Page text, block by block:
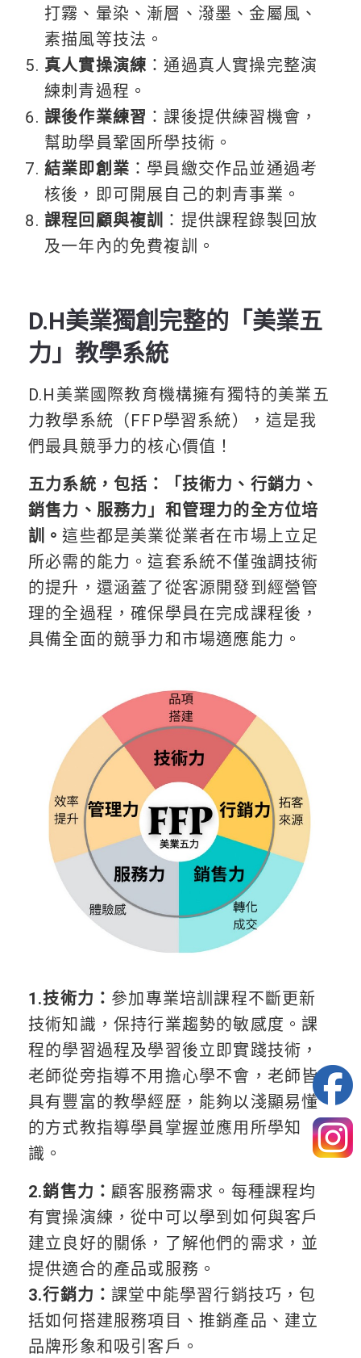
打霧、暈染、漸層、潑墨、金屬風、
素描風等技法。
真人實操演練 ：通過真人實操完整演
練刺青過程。
課後作業練習 ：課後提供練習機會，
幫助學員鞏固所學技術。
結業即創業 ：學員繳交作品並通過考
核後，即可開展自己的刺青事業。
課程回顧與複訓 ：提供課程錄製回放
及一年內的免費複訓。
D.H美業獨創完整的「美業五
力」教學系統
D.H美業國際教育機構擁有獨特的美業五
力教學系統（FFP學習系統），這是我
們最具競爭力的核心價值！
五力系統，包括：「技術力、行銷力、
銷售力、服務力」和管理力的全方位培
訓。這些都是美業從業者在市場上立足
所必需的能力。這套系統不僅強調技術
的提升，還涵蓋了從客源開發到經營管
理的全過程，確保學員在完成課程後，
具備全面的競爭力和市場適應能力。
1.技術力： 參加專業培訓課程不斷更新
技術知識，保持行業趨勢的敏感度。課
程的學習過程及學習後立即實踐技術，
老師從旁指導不用擔心學不會，老師皆
具有豐富的教學經歷，能夠以淺顯易懂
的方式教指導學員掌握並應用所學知
識。
2.銷售力： 顧客服務需求。每種課程均
有實操演練，從中可以學到如何與客戶
建立良好的關係，了解他們的需求，並
提供適合的產品或服務。
3.行銷力：課堂中能學習行銷技巧，包
括如何搭建服務項目、推銷產品、建立
品牌形象和吸引客戶。